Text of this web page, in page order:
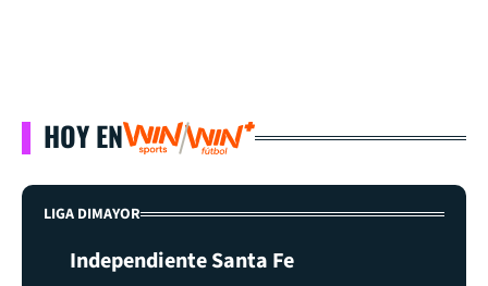
HOY EN
LIGA DIMAYOR
Independiente Santa Fe